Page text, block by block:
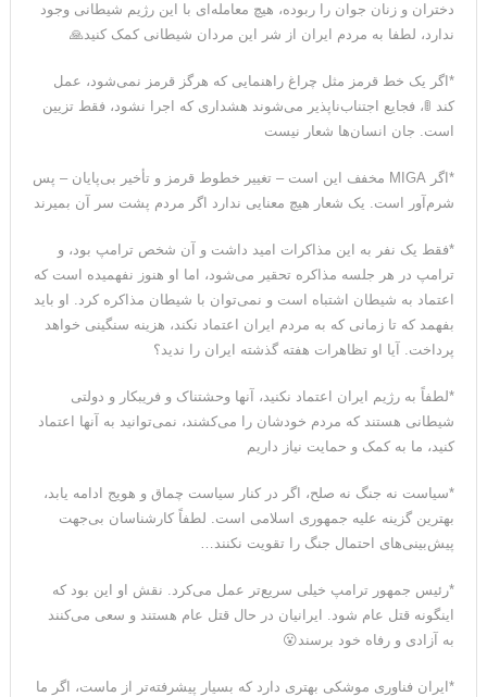
دختران و زنان جوان را ربوده، هیچ معامله‌ای با این رژیم شیطانی وجود
ندارد، لطفا به مردم ایران از شر این مردان شیطانی کمک کنید🙏
*اگر یک خط قرمز مثل چراغ راهنمایی که هرگز قرمز نمی‌شود، عمل
کند 🚦، فجایع اجتناب‌ناپذیر می‌شوند هشداری که اجرا نشود، فقط تزیین
است. جان انسان‌ها شعار نیست
*اگر MIGA مخفف این است – تغییر خطوط قرمز و تأخیر بی‌پایان – پس
شرم‌آور است. یک شعار هیچ معنایی ندارد اگر مردم پشت سر آن بمیرند
*فقط یک نفر به این مذاکرات امید داشت و آن شخص ترامپ بود، و
ترامپ در هر جلسه مذاکره تحقیر می‌شود، اما او هنوز نفهمیده است که
اعتماد به شیطان اشتباه است و نمی‌توان با شیطان مذاکره کرد. او باید
بفهمد که تا زمانی که به مردم ایران اعتماد نکند، هزینه سنگینی خواهد
پرداخت. آیا او تظاهرات هفته گذشته ایران را ندید؟
*لطفاً به رژیم ایران اعتماد نکنید، آنها وحشتناک و فریبکار و دولتی
شیطانی هستند که مردم خودشان را می‌کشند، نمی‌توانید به آنها اعتماد
کنید، ما به کمک و حمایت نیاز داریم
*سیاست نه جنگ نه صلح، اگر در کنار سیاست چماق و هویج ادامه یابد،
بهترین گزینه علیه جمهوری اسلامی است. لطفاً کارشناسان بی‌جهت
پیش‌بینی‌های احتمال جنگ را تقویت نکنند…
*رئیس جمهور ترامپ خیلی سریع‌تر عمل می‌کرد. نقش او این بود که
اینگونه قتل عام شود. ایرانیان در حال قتل عام هستند و سعی می‌کنند
به آزادی و رفاه خود برسند😮
*ایران فناوری موشکی بهتری دارد که بسیار پیشرفته‌تر از ماست، اگر ما